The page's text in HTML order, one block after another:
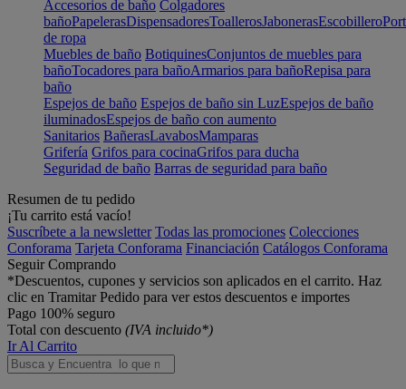
Accesorios de baño Colgadores
bañoPapelerasDispensadoresToallerosJabonerasEscobillero
de ropa
Muebles de baño BotiquinesConjuntos de muebles para
bañoTocadores para bañoArmarios para bañoRepisa para
baño
Espejos de baño Espejos de baño sin LuzEspejos de baño
iluminadosEspejos de baño con aumento
Sanitarios BañerasLavabosMamparas
Grifería Grifos para cocinaGrifos para ducha
Seguridad de baño Barras de seguridad para baño
Resumen de tu pedido
¡Tu carrito está vacío!
Suscríbete a la newsletter Todas las promociones Colecciones
Conforama Tarjeta Conforama Financiación Catálogos Conforama
Seguir Comprando
*Descuentos, cupones y servicios son aplicados en el carrito. Haz
clic en Tramitar Pedido para ver estos descuentos e importes
Pago 100% seguro
Total con descuento (IVA incluido*)
Ir Al Carrito